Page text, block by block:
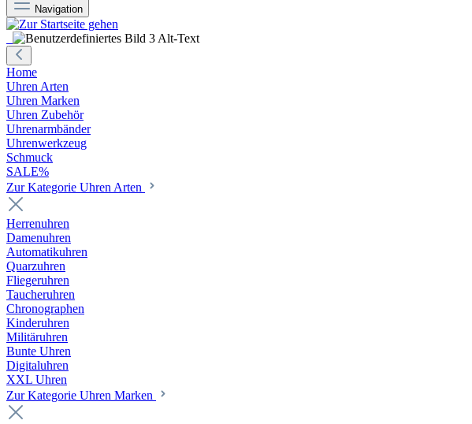
Navigation
Home
Uhren Arten
Uhren Marken
Uhren Zubehör
Uhrenarmbänder
Uhrenwerkzeug
Schmuck
SALE%
Zur Kategorie Uhren Arten
Herrenuhren
Damenuhren
Automatikuhren
Quarzuhren
Fliegeruhren
Taucheruhren
Chronographen
Kinderuhren
Militäruhren
Bunte Uhren
Digitaluhren
XXL Uhren
Zur Kategorie Uhren Marken